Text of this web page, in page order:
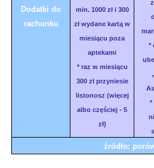
Dodatki do
rachunku
min. 1000 zł i 300
zł wydane kartą w
miesiącu poza
aptekami
* raz w miesiącu
300 zł przyniesie
listonosz (więcej
albo częściej - 5
zł)
*
*
źródło: